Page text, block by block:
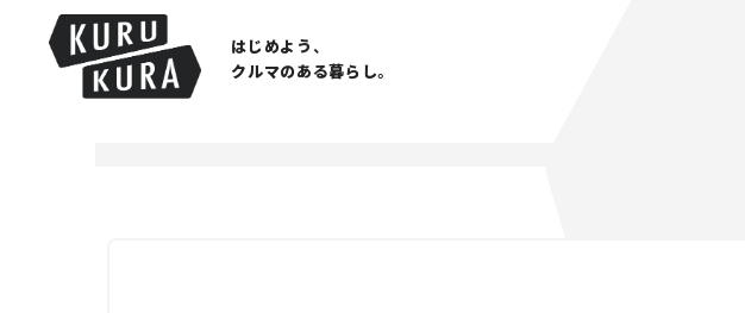
はじめよう、
クルマのある暮らし。